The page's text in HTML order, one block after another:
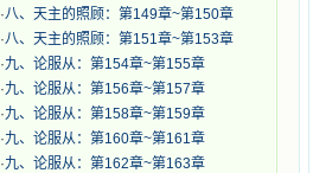
·八、天主的照顾：第149章~第150章
·八、天主的照顾：第151章~第153章
·九、论服从：第154章~第155章
·九、论服从：第156章~第157章
·九、论服从：第158章~第159章
·九、论服从：第160章~第161章
·九、论服从：第162章~第163章